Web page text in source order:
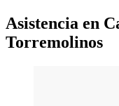
Asistencia en
Torremolinos